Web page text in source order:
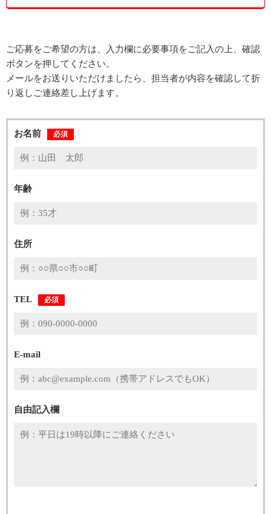
ご応募をご希望の方は、入力欄に必要事項をご記入の上、確認
ボタンを押してください。
メールをお送りいただけましたら、担当者が内容を確認して折
り返しご連絡差し上げます。
お名前 必須
年齢
住所
TEL 必須
E-mail
自由記入欄